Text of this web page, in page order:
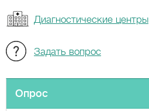
Диагностические центры
Задать вопрос
Опрос